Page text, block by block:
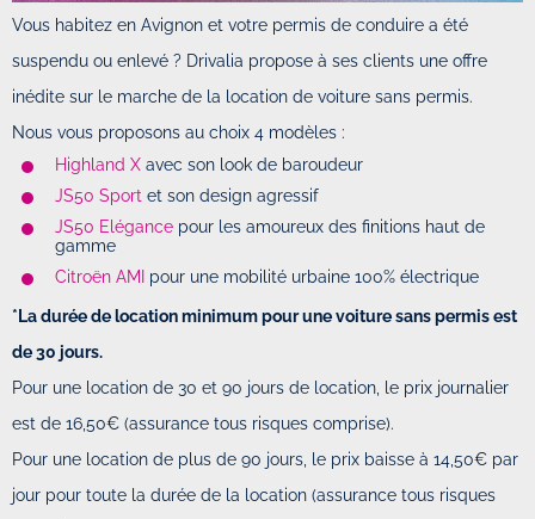
Vous habitez en Avignon et votre permis de conduire a été
suspendu ou enlevé ? Drivalia propose à ses clients une offre
inédite sur le marche de la location de voiture sans permis.
Nous vous proposons au choix 4 modèles :
Highland X avec son look de baroudeur
JS50 Sport et son design agressif
JS50 Elégance pour les amoureux des finitions haut de
gamme
Citroën AMI pour une mobilité urbaine 100% électrique
*La durée de location minimum pour une voiture sans permis est
de 30 jours.
Pour une location de 30 et 90 jours de location, le prix journalier
est de 16,50€ (assurance tous risques comprise).
Pour une location de plus de 90 jours, le prix baisse à 14,50€ par
jour pour toute la durée de la location (assurance tous risques